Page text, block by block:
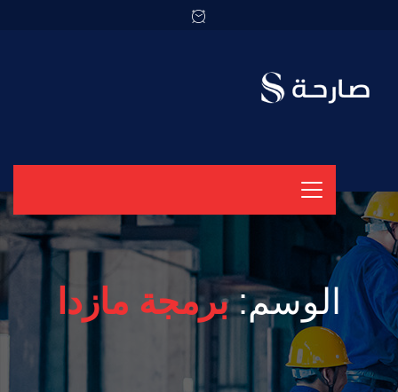
الوسم:برمجة مازدا